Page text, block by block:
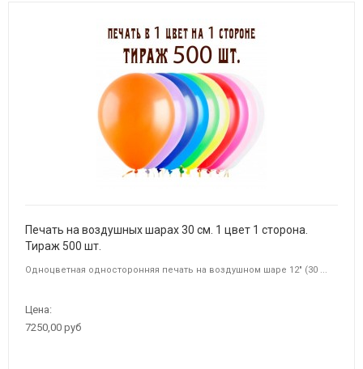
Печать на воздушных шарах 30 см. 1 цвет 1 сторона.
Тираж 500 шт.
Одноцветная односторонняя печать на воздушном шаре 12" (30 ...
Цена:
7250,00 руб